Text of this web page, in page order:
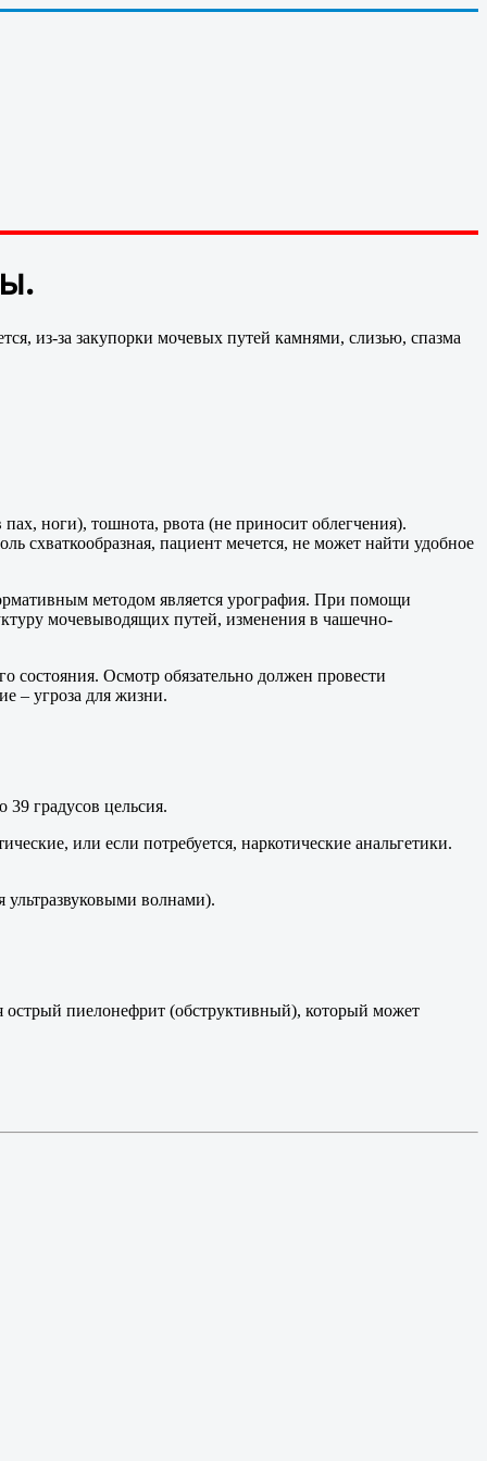
из-за закупорки мочевых путей камнями, слизью, спазма
ноги), тошнота, рвота (не приносит облегчения).
схваткообразная, пациент мечется, не может найти удобное
методом является урография. При помощи
мочевыводящих путей, изменения в чашечно-
состояния. Осмотр обязательно должен провести
– угроза для жизни.
градусов цельсия.
или если потребуется, наркотические анальгетики.
волнами).
пиелонефрит (обструктивный), который может